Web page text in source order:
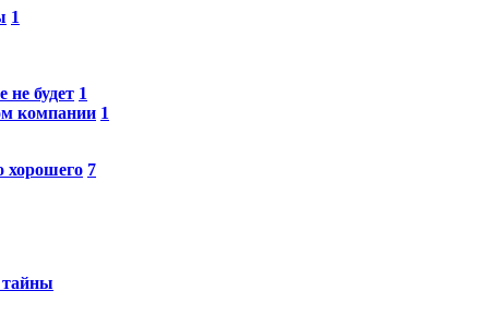
1
не будет 1
компании 1
хорошего 7
тайны